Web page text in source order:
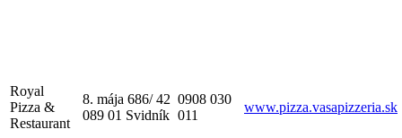
Royal
Pizza &
Restaurant
8. mája 686/ 42
089 01 Svidník
0908 030
011
www.pizza.vasapizzeria.sk